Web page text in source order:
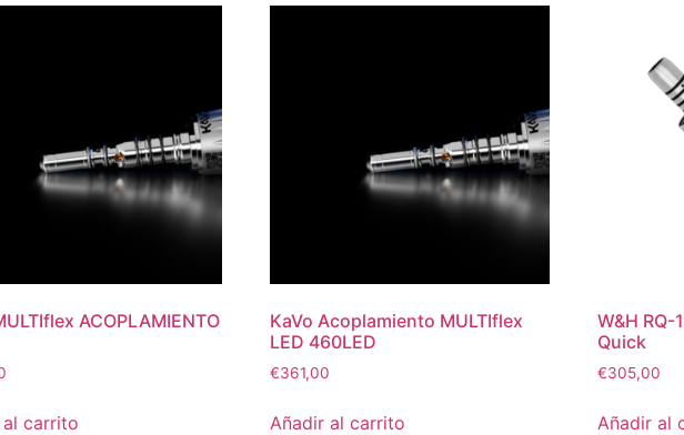
ACOPLAMIENTO
carrito
KaVo Acoplamiento MULTIflex
LED 460LED
€361,00
Añadir al carrito
W&H
Quick
€305,00
Añadir al